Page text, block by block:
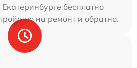
бесплатно
на ремонт и обратно.